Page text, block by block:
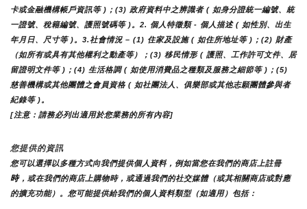
卡或金融機構帳戶資訊等 )；(3) 政府資料中之辨識者 ( 如身分證統一編號、統
一證號、稅籍編號、護照號碼等 )。2. 個人特徵類 - 個人描述 ( 如性別、出生
年月日、尺寸等 )。3.社會情況 – (1) 住家及設施 ( 如住所地址等 )；(2) 財產
（如所有或具有其他權利之動產等）；(3) 移民情形 ( 護照、工作許可文件、居
留證明文件等 )；(4) 生活格調 ( 如使用消費品之種類及服務之細節等 )；(5)
慈善機構或其他團體之會員資格 ( 如社團法人、俱樂部或其他志願團體參與者
紀錄等 )。
[注意：請務必列出適用於您業務的所有內容]
您提供的資訊
您可以選擇以多種方式向我們提供個人資料，例如當您在我們的商店上註冊
時，或在我們的商店上購物時，或通過我們的社交媒體（或其相關商店或對應
的擴充功能）。您可能提供給我們的個人資料類型（如適用）包括：